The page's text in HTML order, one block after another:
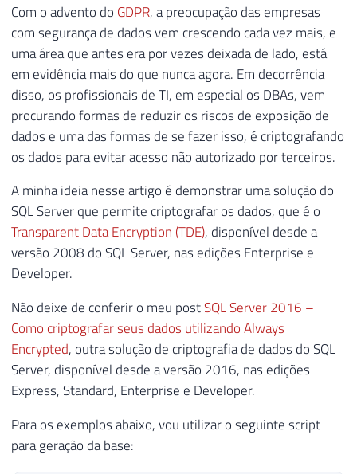
Com o advento do GDPR, a preocupação das empresas
com segurança de dados vem crescendo cada vez mais, e
uma área que antes era por vezes deixada de lado, está
em evidência mais do que nunca agora. Em decorrência
disso, os profissionais de TI, em especial os DBAs, vem
procurando formas de reduzir os riscos de exposição de
dados e uma das formas de se fazer isso, é criptografando
os dados para evitar acesso não autorizado por terceiros.
A minha ideia nesse artigo é demonstrar uma solução do
SQL Server que permite criptografar os dados, que é o
Transparent Data Encryption (TDE), disponível desde a
versão 2008 do SQL Server, nas edições Enterprise e
Developer.
Não deixe de conferir o meu postSQL Server 2016 –
Como criptografar seus dados utilizando Always
Encrypted, outra solução de criptografia de dados do SQL
Server, disponível desde a versão 2016, nas edições
Express, Standard, Enterprise e Developer.
Para os exemplos abaixo, vou utilizar o seguinte script
para geração da base: